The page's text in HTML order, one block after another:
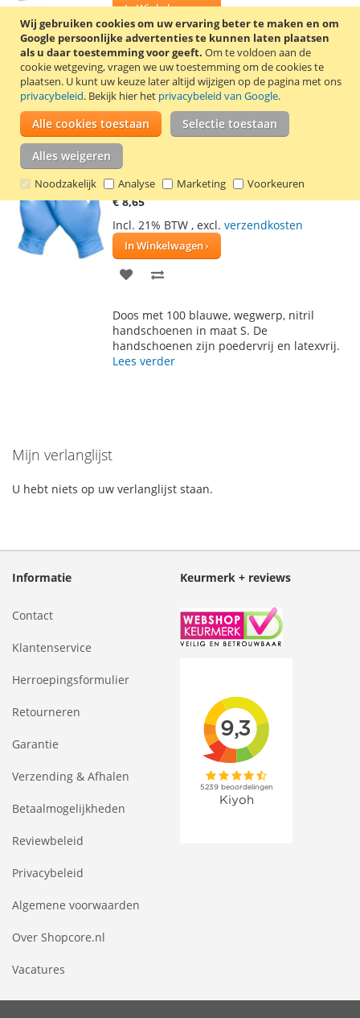
Wij gebruiken cookies om uw ervaring beter te maken en om
Google persoonlijke advertenties te kunnen laten plaatsen
als u daar toestemming voor geeft. Om te voldoen aan de
cookie wetgeving, vragen we uw toestemming om de cookies te
plaatsen. U kunt uw keuze later altijd wijzigen op de pagina met ons
privacybeleid. Bekijk hier het privacybeleid van Google.
Alle cookies toestaan Selectie toestaan
Alles weigeren
Noodzakelijk Analyse Marketing Voorkeuren
In Winkelwagen
VOEG
TOE
AAN
VERLANGLIJST
TOEVOEGEN
OM
TE
VERGELIJKEN
Doos met 100 blauwe, wegwerp, nitril
handschoenen in maat L. De
handschoenen zijn poedervrij en latexvrij.
Lees verder
100 Nitril handschoenen maat S blauw
Nitrex Ultimate
€ 8,65
Incl. 21% BTW , excl. verzendkosten
In Winkelwagen
VOEG
AAN
VERLANGLIJST
TE
VERGELIJKEN
Doos met 100 blauwe, wegwerp, nitril
handschoenen in maat S. De
handschoenen zijn poedervrij en latexvrij.
Lees verder
Mijn verlanglijst
U hebt niets op uw verlanglijst staan.
Informatie
Contact
Klantenservice
Herroepingsformulier
Retourneren
Garantie
Verzending & Afhalen
Betaalmogelijkheden
Reviewbeleid
Privacybeleid
Algemene voorwaarden
Over Shopcore.nl
Vacatures
Keurmerk + reviews